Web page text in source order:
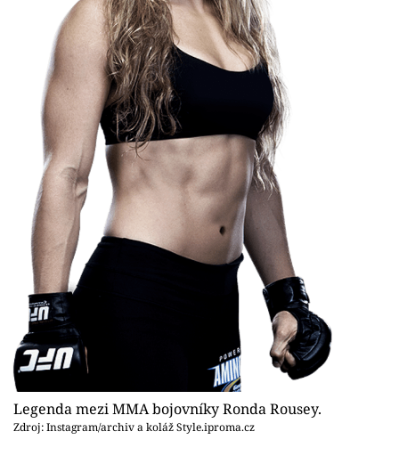
Legenda mezi MMA bojovníky Ronda Rousey.
Zdroj: Instagram/archiv a koláž Style.iproma.cz